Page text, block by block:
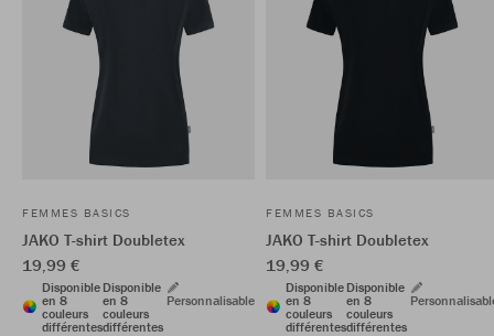
FEMMES BASICS
JAKO T-shirt Doubletex
19,99 €
Disponible
en 8
couleurs
différentes
Disponible
en 8
couleurs
différentes
Personnalisable
FEMMES BASICS
JAKO T-shirt Doubletex
19,99 €
Disponible
en 8
couleurs
différentes
Disponible
en 8
couleurs
différentes